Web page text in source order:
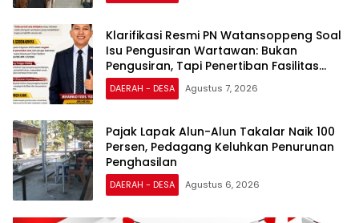
Klarifikasi Resmi PN Watansoppeng Soal
Isu Pengusiran Wartawan: Bukan
Pengusiran, Tapi Penertiban Fasilitas
PTSP
DAERAH - DESA Agustus 7, 2026
Pajak Lapak Alun-Alun Takalar Naik 100
Persen, Pedagang Keluhkan Penurunan
Penghasilan
DAERAH - DESA Agustus 6, 2026